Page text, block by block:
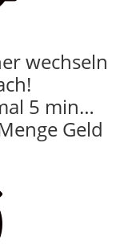
wechseln
5 min…
Geld